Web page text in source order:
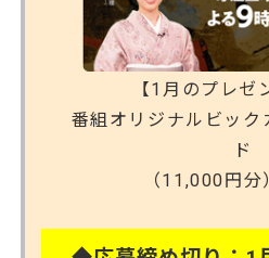
【1月のプレゼ
番組オリジナルビック
ド
（11,000円